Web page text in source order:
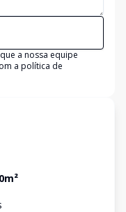
a nossa equipe
a política de
m²